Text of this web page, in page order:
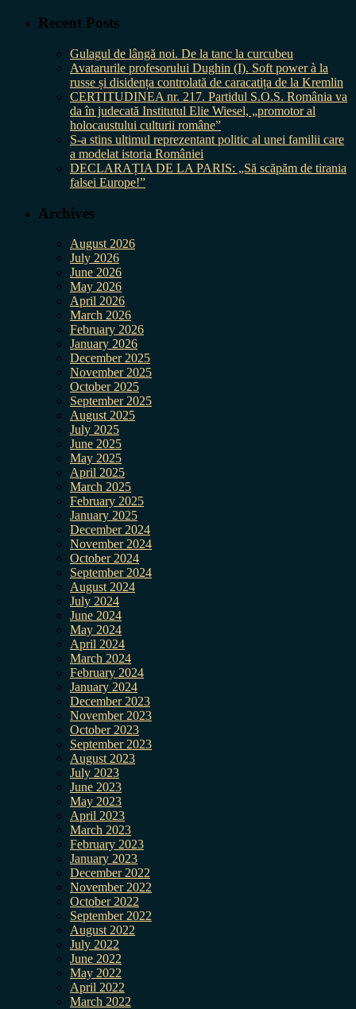
Recent Posts
Gulagul de lângă noi. De la tanc la curcubeu
Avatarurile profesorului Dughin (I). Soft power à la
russe și disidența controlată de caracatița de la Kremlin
CERTITUDINEA nr. 217. Partidul S.O.S. România va
da în judecată Institutul Elie Wiesel, „promotor al
holocaustului culturii române”
S-a stins ultimul reprezentant politic al unei familii care
a modelat istoria României
DECLARAȚIA DE LA PARIS: „Să scăpăm de tirania
falsei Europe!”
Archives
August 2026
July 2026
June 2026
May 2026
April 2026
March 2026
February 2026
January 2026
December 2025
November 2025
October 2025
September 2025
August 2025
July 2025
June 2025
May 2025
April 2025
March 2025
February 2025
January 2025
December 2024
November 2024
October 2024
September 2024
August 2024
July 2024
June 2024
May 2024
April 2024
March 2024
February 2024
January 2024
December 2023
November 2023
October 2023
September 2023
August 2023
July 2023
June 2023
May 2023
April 2023
March 2023
February 2023
January 2023
December 2022
November 2022
October 2022
September 2022
August 2022
July 2022
June 2022
May 2022
April 2022
March 2022